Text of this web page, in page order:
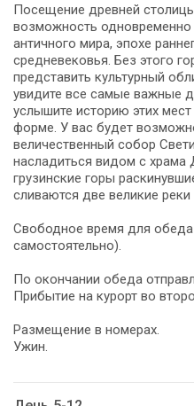
Посещение древней
возможность одновременно
античного мира, эпохе
средневековья. Без этого
представить культурный
увидите все самые важные
услышите историю этих
форме. У вас будет
величественный собор
насладиться видом с
грузинские горы
сливаются две великие реки
Свободное время для обеда
самостоятельно).
По окончании обеда
Прибытие на курорт во
Размещение в номерах.
Ужин.